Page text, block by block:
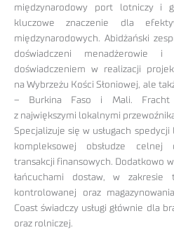
międzynarodowy port lotniczy i
kluczowe znaczenie dla
międzynarodowych. Abidżański
doświadczeni menadżerowie i
doświadczeniem w realizacji
na Wybrzeżu Kości Słoniowej, ale
– Burkina Faso i Mali. Fracht
z największymi lokalnymi
Specjalizuje się w usługach
kompleksowej obsłudze celnej
transakcji finansowych. Dodatkowo
łańcuchami dostaw, w zakresie
kontrolowanej oraz
Coast świadczy usługi głównie dla
oraz rolniczej.